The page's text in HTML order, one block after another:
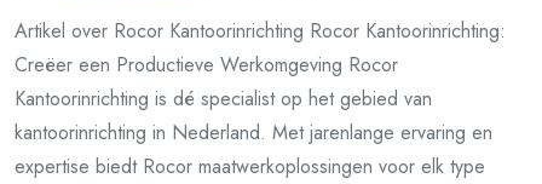
Artikel over Rocor Kantoorinrichting Rocor Kantoorinrichting:
Creëer een Productieve Werkomgeving Rocor
Kantoorinrichting is dé specialist op het gebied van
kantoorinrichting in Nederland. Met jarenlange ervaring en
expertise biedt Rocor maatwerkoplossingen voor elk type